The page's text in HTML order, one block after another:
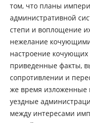
том, что планы
административной
степи и воплощение
нежелание
настроение кочующих
приведенные факты,
сопротивлении и
же время изложенные
уездные
между интересами